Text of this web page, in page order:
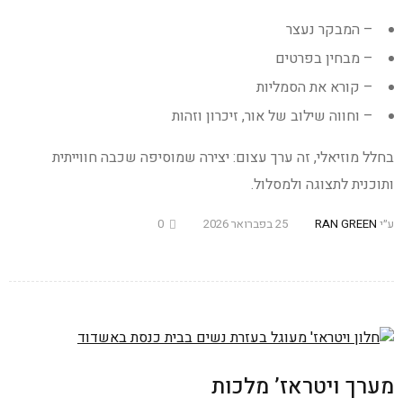
– המבקר נעצר
– מבחין בפרטים
– קורא את הסמליות
– וחווה שילוב של אור, זיכרון וזהות
בחלל מוזיאלי, זה ערך עצום: יצירה שמוסיפה שכבה חווייתית
ותוכנית לתצוגה ולמסלול.
ע״י RAN GREEN 25 בפברואר 2026
מערך ויטראז’ מלכות